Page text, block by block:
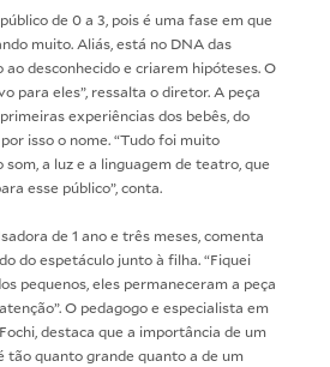
de 0 a 3, pois é uma fase em que
muito. Aliás, está no DNA das
ao desconhecido e criarem hipóteses. O
para eles”, ressalta o diretor. A peça
experiências dos bebês, do
isso o nome. “Tudo foi muito
a luz e a linguagem de teatro, que
esse público”, conta.
de 1 ano e três meses, comenta
do espetáculo junto à filha. “Fiquei
pequenos, eles permaneceram a peça
O pedagogo e especialista em
destaca que a importância de um
quanto grande quanto a de um